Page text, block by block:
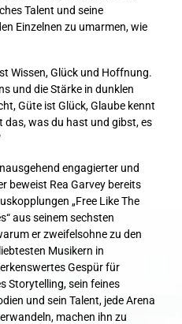
Talent und seine
Einzelnen zu umarmen, wie
Wissen, Glück und Hoffnung.
und die Stärke in dunklen
Güte ist Glück, Glaube kennt
das, was du hast und gibst, es
engagierter und
beweist Rea Garvey bereits
„Free Like The
aus seinem sechsten
er zweifelsohne zu den
Musikern in
Gespür für
Storytelling, sein feines
und sein Talent, jede Arena
machen ihn zu